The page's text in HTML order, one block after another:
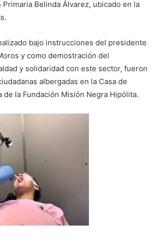
Primaria Belinda Álvarez, ubicado en la
bajo instrucciones del presidente
y como demostración del
y solidaridad con este sector, fueron
albergadas en la Casa de
de la Fundación Misión Negra Hipólita.